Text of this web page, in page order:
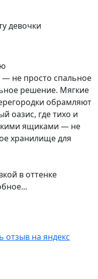
девочки
— не просто спальное
решение. Мягкие
обрамляют
оазис, где тихо и
ящиками — не
хранилище для
в оттенке
отзыв на яндекс